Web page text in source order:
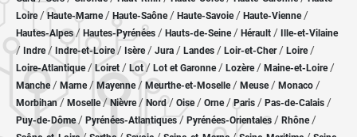
Loire/Haute-Marne/ Haute-Saône/ Haute-Savoie/ Haute-Vienne/
Hautes-Alpes/ Hautes-Pyrénées / Hauts-de-Seine/ Hérault / Ille-et-Vilaine
/ Indre/ Indre-et-Loire/ Isère/ Jura / Landes / Loir-et-Cher/ Loire/
Loire-Atlantique/ Loiret / Lot/ Lot et Garonne/ Lozère / Maine-et-Loire/
Manche/ Marne/ Mayenne/ Meurthe-et-Moselle/ Meuse/ Monaco /
Morbihan/ Moselle/ Nièvre / Nord/ Oise / Orne/Paris / Pas-de-Calais /
Puy-de-Dôme/ Pyrénées-Atlantiques / Pyrénées-Orientales / Rhône/